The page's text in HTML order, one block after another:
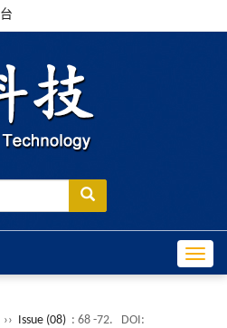
›› Issue (08) : 68 -72.
DOI: